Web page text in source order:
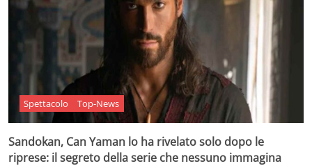
Spettacolo Top-News
Sandokan, Can Yaman lo ha rivelato solo dopo le
riprese: il segreto della serie che nessuno immagina